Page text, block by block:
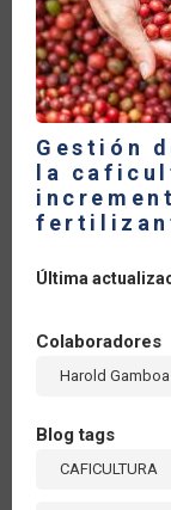
Gestión
la
Última
Colaboradores
Harold
Blog tags
CAFICULTURA